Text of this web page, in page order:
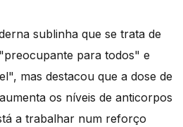
sublinha que se trata de
para todos" e
mas destacou que a dose de
os níveis de anticorpos
a trabalhar num reforço